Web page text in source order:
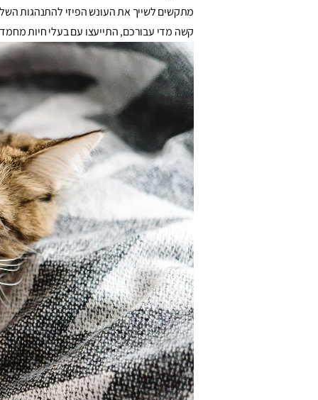
מתקשים לשייך את העונש הפיזי להתנהגות
קשה מדי עבורכם, התייעצו עם בעלי חיות